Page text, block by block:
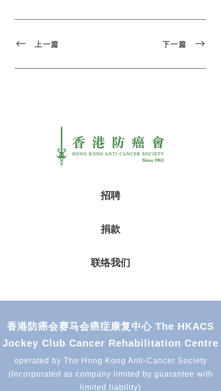
上一篇 下一篇
招聘
捐款
联络我们
香港防癌会赛马会癌症康复中心 The HKACS
Jockey Club Cancer Rehabilitation Centre
operated by The Hong Kong Anti-Cancer Society
(Incorporated as company limited by guarantee with
limited liability)